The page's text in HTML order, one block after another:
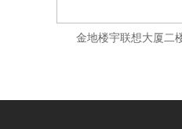
金地楼宇联想大厦二